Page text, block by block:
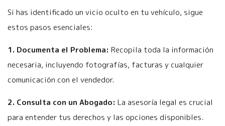
Si has identificado un vicio oculto en tu vehículo, sigue
estos pasos esenciales:
1. Documenta el Problema: Recopila toda la información
necesaria, incluyendo fotografías, facturas y cualquier
comunicación con el vendedor.
2. Consulta con un Abogado: La asesoría legal es crucial
para entender tus derechos y las opciones disponibles.